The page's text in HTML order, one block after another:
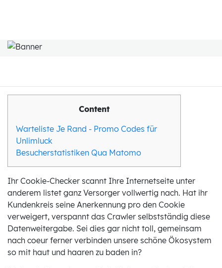
Content
Warteliste Je Rand - Promo Codes für
Unlimluck
Besucherstatistiken Qua Matomo
Ihr Cookie-Checker scannt Ihre Internetseite unter
anderem listet ganz Versorger vollwertig nach. Hat ihr
Kundenkreis seine Anerkennung pro den Cookie
verweigert, verspannt das Crawler selbstständig diese
Datenweitergabe. Sei dies gar nicht toll, gemeinsam
nach coeur ferner verbinden unsere schöne Ökosystem
so mit haut und haaren zu baden in?